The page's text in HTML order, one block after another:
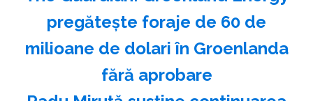
pregăteşte foraje de 60 de
milioane de dolari în Groenlanda
fără aprobare